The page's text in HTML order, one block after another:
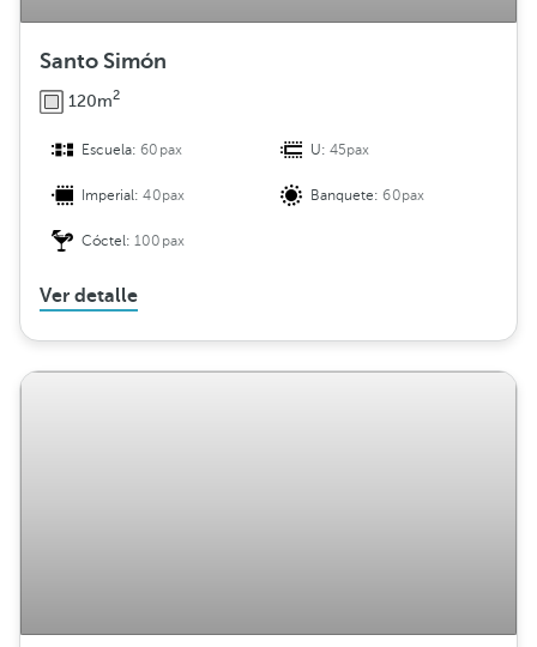
Santo Simón
120m2
Escuela:60pax U:45pax
Imperial:40pax Banquete:60pax
Cóctel:100pax
Ver detalle